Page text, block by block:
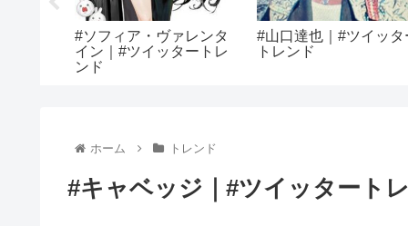
#ソフィア・ヴァレンタ
イン｜#ツイッタートレ
ンド
#山口達也｜#ツイッタ
トレンド
ホーム トレンド
#キャベッジ｜#ツイッタート